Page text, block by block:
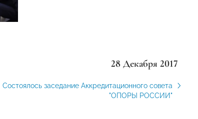
28 Декабря 2017
Состоялось заседание Аккредитационного совета
"ОПОРЫ РОССИИ"